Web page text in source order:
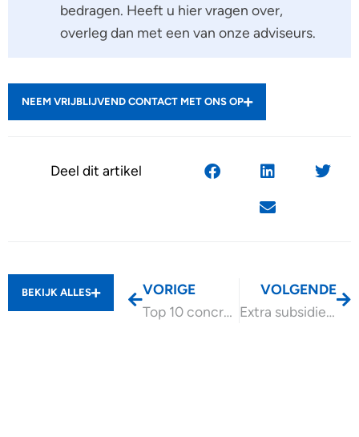
bedragen. Heeft u hier vragen over,
overleg dan met een van onze adviseurs.
NEEM VRIJBLIJVEND CONTACT MET ONS OP
Deel dit artikel
BEKIJK ALLES
VORIGE
Top 10 concrete fiscale maatregelen uit het Regeerprogramma
VOLGENDE
Extra subsidie voor gebruikte elektrische auto